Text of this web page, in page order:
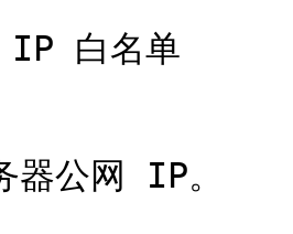
IP 白名单
器公网 IP。